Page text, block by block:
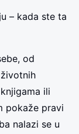
– kada ste ta
od
ili
pokaže pravi
nalazi se u